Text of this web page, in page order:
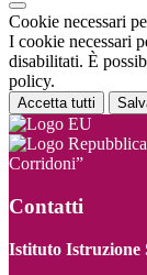
Cookie necessari
I cookie necessari
disabilitati. È
policy.
Accetta tutti
Corridoni”
Contatti
Istituto Istruzione